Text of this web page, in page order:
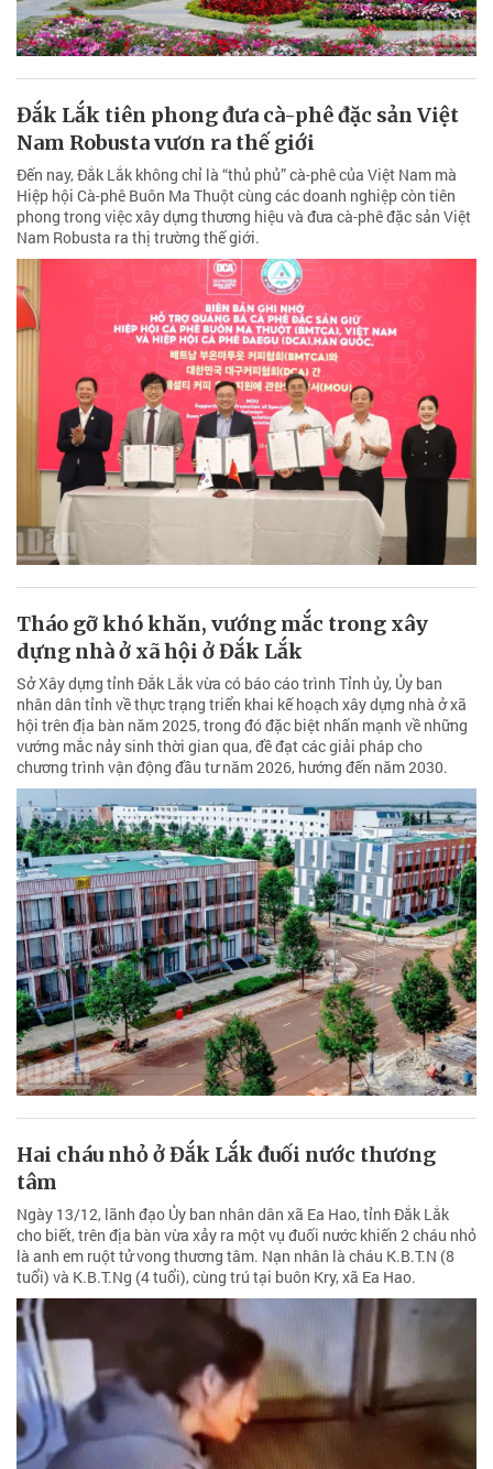
Đắk Lắk tiên phong đưa cà-phê đặc sản Việt
Nam Robusta vươn ra thế giới
Đến nay, Đắk Lắk không chỉ là “thủ phủ” cà-phê của Việt Nam mà
Hiệp hội Cà-phê Buôn Ma Thuột cùng các doanh nghiệp còn tiên
phong trong việc xây dựng thương hiệu và đưa cà-phê đặc sản Việt
Nam Robusta ra thị trường thế giới.
Tháo gỡ khó khăn, vướng mắc trong xây
dựng nhà ở xã hội ở Đắk Lắk
Sở Xây dựng tỉnh Đắk Lắk vừa có báo cáo trình Tỉnh ủy, Ủy ban
nhân dân tỉnh về thực trạng triển khai kế hoạch xây dựng nhà ở xã
hội trên địa bàn năm 2025, trong đó đặc biệt nhấn mạnh về những
vướng mắc nảy sinh thời gian qua, đề đạt các giải pháp cho
chương trình vận động đầu tư năm 2026, hướng đến năm 2030.
Hai cháu nhỏ ở Đắk Lắk đuối nước thương
tâm
Ngày 13/12, lãnh đạo Ủy ban nhân dân xã Ea Hao, tỉnh Đắk Lắk
cho biết, trên địa bàn vừa xảy ra một vụ đuối nước khiến 2 cháu nhỏ
là anh em ruột tử vong thương tâm. Nạn nhân là cháu K.B.T.N (8
tuổi) và K.B.T.Ng (4 tuổi), cùng trú tại buôn Kry, xã Ea Hao.